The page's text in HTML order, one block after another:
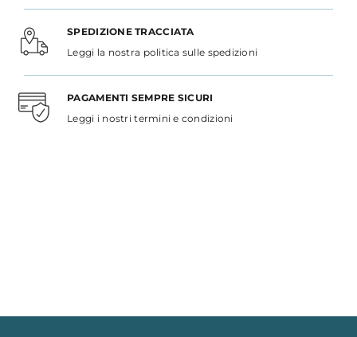
SPEDIZIONE TRACCIATA
Leggi la nostra politica sulle spedizioni
PAGAMENTI SEMPRE SICURI
Leggi i nostri termini e condizioni